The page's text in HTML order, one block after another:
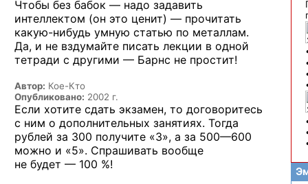
Чтобы без бабок — надо задавить
интеллектом (он это ценит) — прочитать
какую-нибудь умную статью по металлам.
Да, и не вздумайте писать лекции в одной
тетради с другими — Барнс не простит!
Автор: Кое-Кто
Опубликовано: 2002 г.
Если хотите сдать экзамен, то договоритесь
с ним о дополнительных занятиях. Тогда
рублей за 300 получите «3», а за 500—600
можно и «5». Спрашивать вообще
не будет — 100 %!